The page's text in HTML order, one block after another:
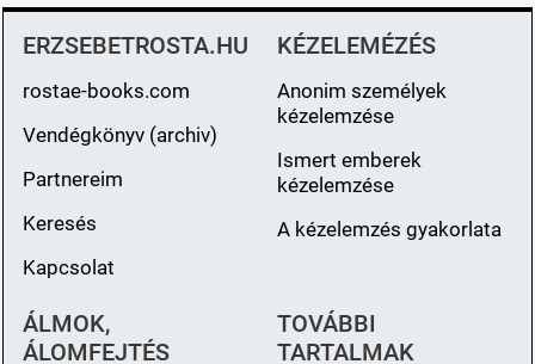
ERZSEBETROSTA.HU
rostae-books.com
Vendégkönyv (archiv)
Partnereim
Keresés
Kapcsolat
KÉZELEMÉZÉS
Anonim személyek
kézelemzése
Ismert emberek
kézelemzése
A kézelemzés gyakorlata
ÁLMOK,
ÁLOMFEJTÉS
TOVÁBBI
TARTALMAK